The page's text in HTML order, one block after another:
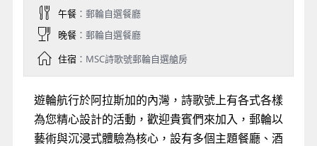
午餐：郵輪自選餐廳
晚餐：郵輪自選餐廳
住宿：MSC詩歌號郵輪自選艙房
遊輪航行於阿拉斯加的內灣，詩歌號上有各式各樣
為您精心設計的活動，歡迎貴賓們來加入，郵輪以
藝術與沉浸式體驗為核心，設有多個主題餐廳、酒